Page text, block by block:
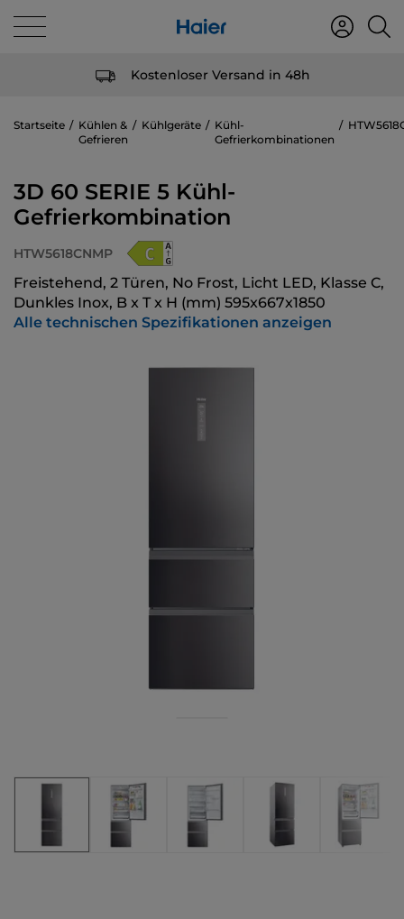
Kostenloser Versand in 48h
Startseite
Kühlen &
Gefrieren
Kühlgeräte
Kühl-
Gefrierkombinationen
3D 60 SERIE 5 Kühl-
Gefrierkombination
HTW5618CNMP
Freistehend, 2 Türen, No Frost, Licht LED, Klasse C,
Dunkles Inox, B x T x H (mm) 595x667x1850
Alle technischen Spezifikationen anzeigen